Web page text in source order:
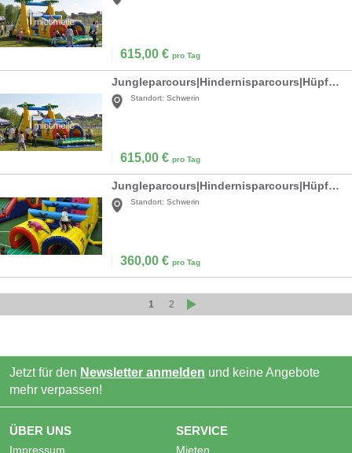
615,00 € pro Tag
Jungleparcours|Hindernisparcours|Hüpfburg mieten
Standort: Schwerin
615,00 € pro Tag
Jungleparcours|Hindernisparcours|Hüpfburg mieten
Standort: Schwerin
360,00 € pro Tag
1 2
Jetzt für den Newsletter anmelden und keine Angebote
mehr verpassen!
ÜBER UNS
Impressum
SERVICE
Mieten